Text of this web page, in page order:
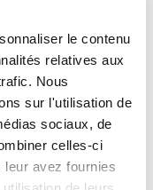
le contenu
relatives aux
Nous
sur l'utilisation de
sociaux, de
celles-ci
avez fournies